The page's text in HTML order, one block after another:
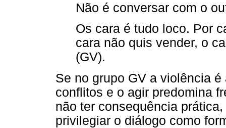
Não é conversar com o
Os cara é tudo loco. Por
cara não quis vender, o
(GV).
Se no grupo GV a violência
conflitos e o agir predomina
não ter consequência
privilegiar o diálogo como